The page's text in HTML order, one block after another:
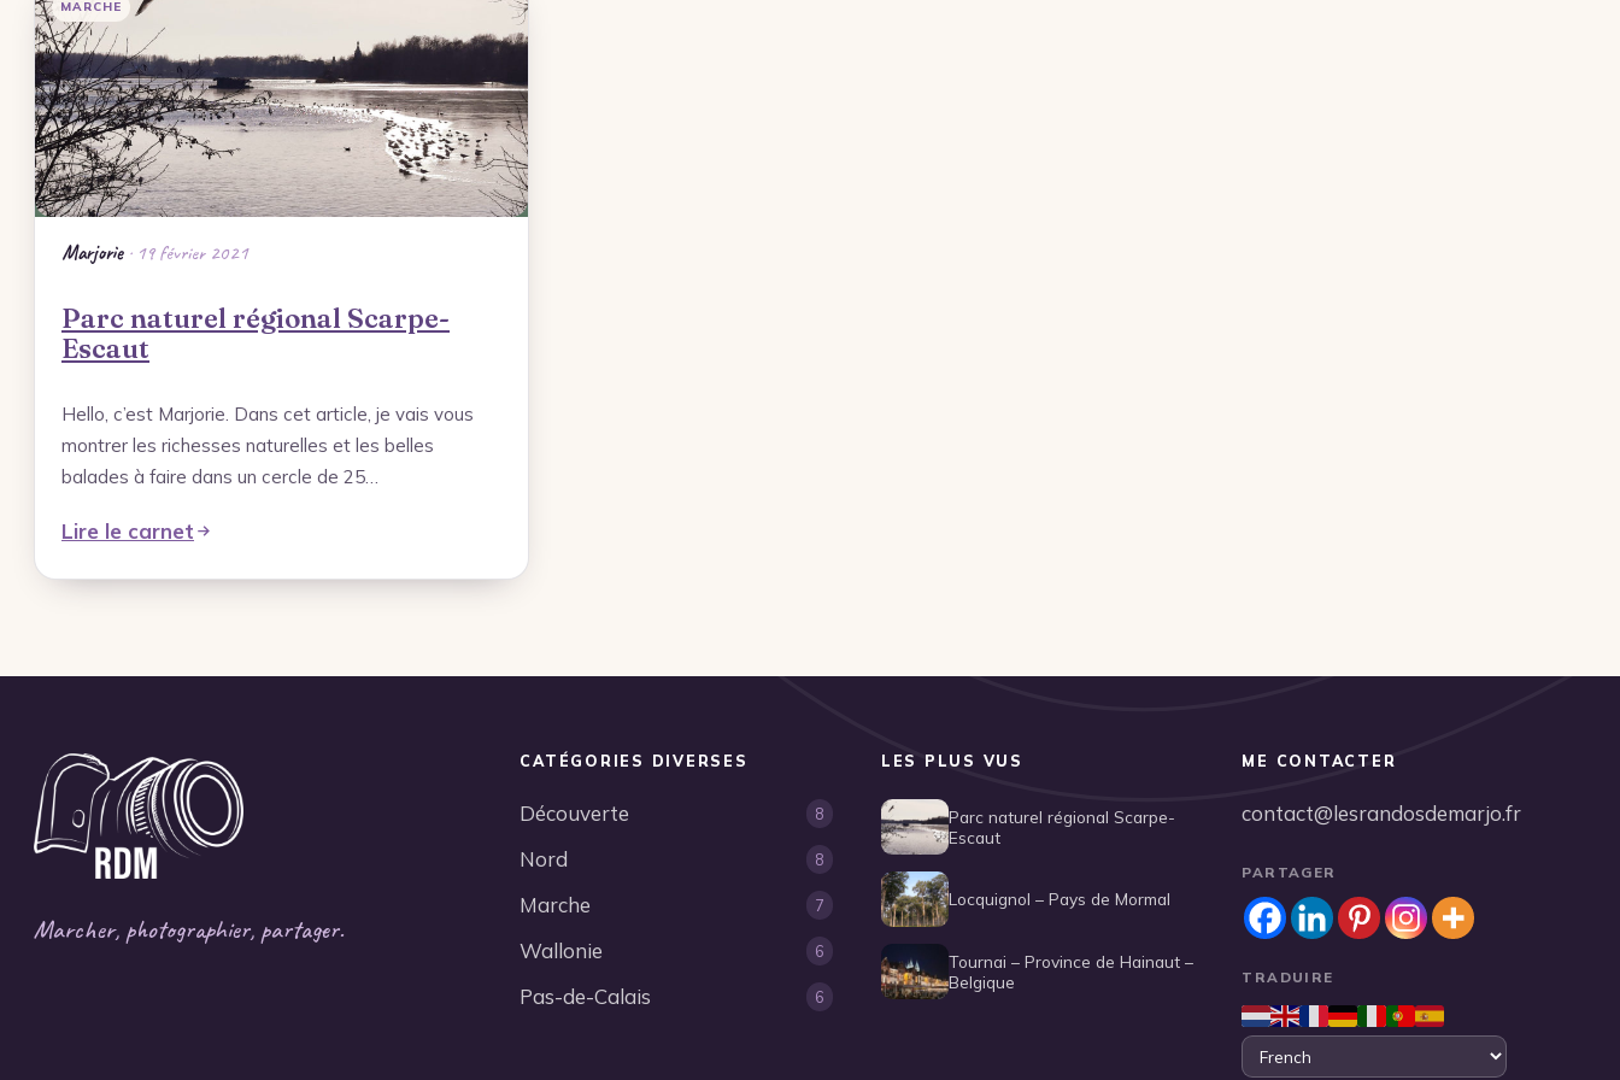
MARCHE
Marjorie· 19 février 2021
Parc naturel régional Scarpe-
Escaut
Hello, c’est Marjorie. Dans cet article, je vais vous
montrer les richesses naturelles et les belles
balades à faire dans un cercle de 25…
Lire le carnet
Marcher, photographier, partager.
CATÉGORIES DIVERSES
Découverte 8
Nord 8
Marche 7
Wallonie 6
Pas-de-Calais 6
LES PLUS VUS
Parc naturel régional Scarpe-
Escaut
Locquignol – Pays de Mormal
Tournai – Province de Hainaut –
Belgique
ME CONTACTER
contact@lesrandosdemarjo.fr
PARTAGER
TRADUIRE